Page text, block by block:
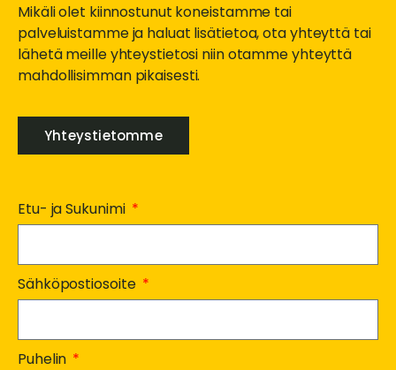
Mikäli olet kiinnostunut koneistamme tai
palveluistamme ja haluat lisätietoa, ota yhteyttä tai
lähetä meille yhteystietosi niin otamme yhteyttä
mahdollisimman pikaisesti.
Yhteystietomme
Etu- ja Sukunimi
Sähköpostiosoite
Puhelin